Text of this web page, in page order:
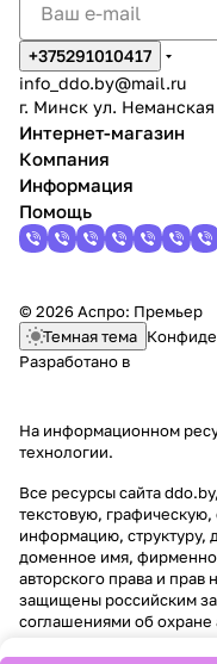
+375291010417
info_ddo.by@mail.ru
г. Минск ул.
Интернет-магазин
Компания
Информация
Помощь
© 2026 Аспро: Премьер
Темная тема
Разработано в
На информационном
технологии.
Все ресурсы сайта
текстовую,
информацию, структуру,
доменное имя,
авторского права и прав
защищены российским
соглашениями об охране